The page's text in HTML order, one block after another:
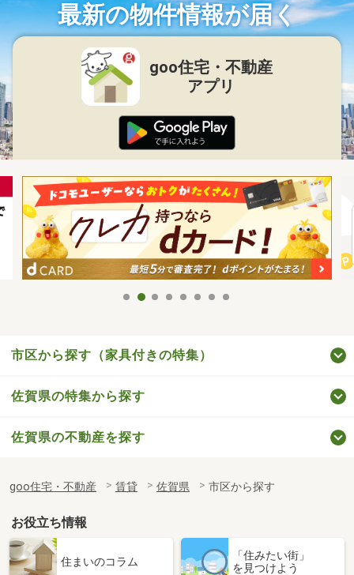
最新の物件情報が届く
goo住宅・不動産
アプリ
市区から探す（家具付きの特集）
佐賀県の特集から探す
佐賀県の不動産を探す
goo住宅・不動産 賃貸 佐賀県 市区から探す
お役立ち情報
住まいのコラム
「住みたい街」
を見つけよう